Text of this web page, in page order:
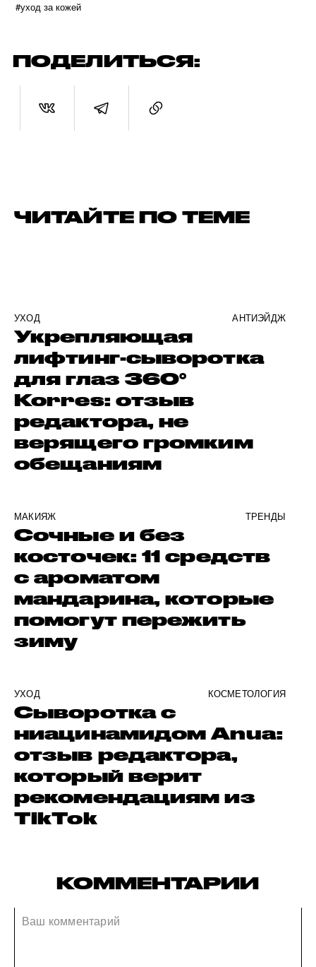
#уход за кожей
ПОДЕЛИТЬСЯ:
ЧИТАЙТЕ ПО ТЕМЕ
УХОД АНТИЭЙДЖ
Укрепляющая
лифтинг-сыворотка
для глаз 360°
Korres: отзыв
редактора, не
верящего громким
обещаниям
МАКИЯЖ ТРЕНДЫ
Сочные и без
косточек: 11 средств
с ароматом
мандарина, которые
помогут пережить
зиму
УХОД КОСМЕТОЛОГИЯ
Сыворотка с
ниацинамидом Anua:
отзыв редактора,
который верит
рекомендациям из
TikTok
КОММЕНТАРИИ